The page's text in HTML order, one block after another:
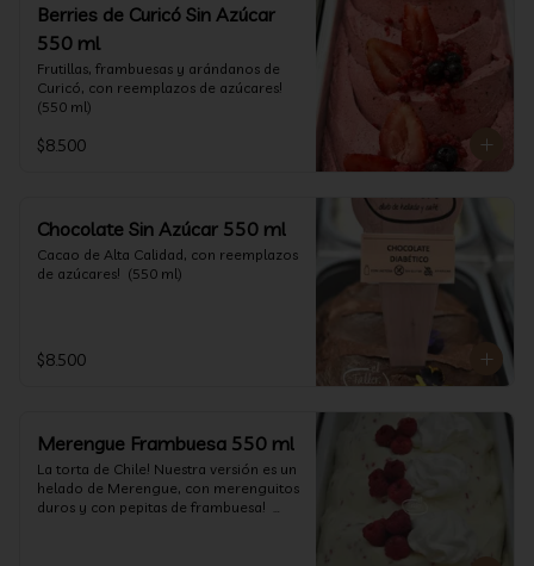
Berries de Curicó Sin Azúcar
550 ml
Frutillas, frambuesas y arándanos de
Curicó, con reemplazos de azúcares!
(550 ml)
$8.500
Chocolate Sin Azúcar 550 ml
Cacao de Alta Calidad, con reemplazos
de azúcares!  (550 ml)
$8.500
Merengue Frambuesa 550 ml
La torta de Chile! Nuestra versión es un
helado de Merengue, con merenguitos
duros y con pepitas de frambuesa!